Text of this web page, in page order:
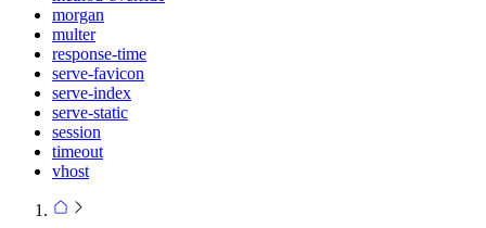
morgan
multer
response-time
serve-favicon
serve-index
serve-static
session
timeout
vhost